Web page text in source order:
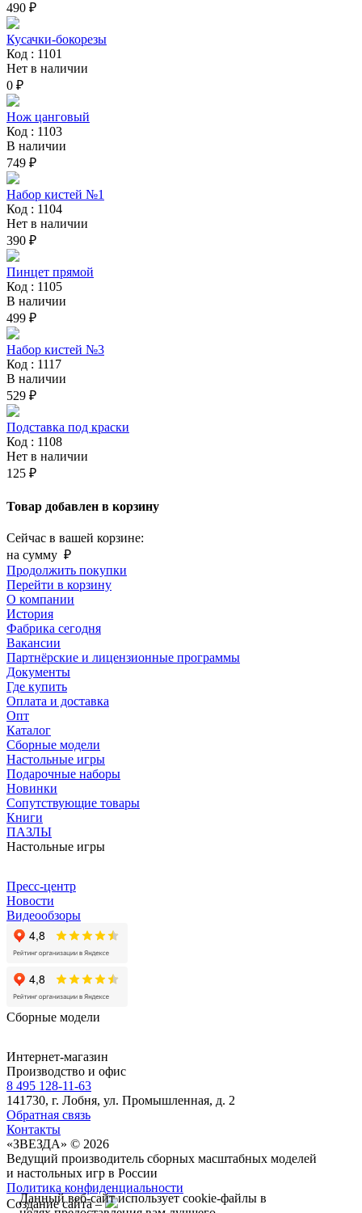
490 ₽
Кусачки-бокорезы
Код : 1101
Нет в наличии
0 ₽
Нож цанговый
Код : 1103
В наличии
749 ₽
Набор кистей №1
Код : 1104
Нет в наличии
390 ₽
Пинцет прямой
Код : 1105
В наличии
499 ₽
Набор кистей №3
Код : 1117
В наличии
529 ₽
Подставка под краски
Код : 1108
Нет в наличии
125 ₽
Товар добавлен в корзину
Сейчас в вашей корзине:
на сумму ₽
Продолжить покупки
Перейти в корзину
О компании
История
Фабрика сегодня
Вакансии
Партнёрские и лицензионные программы
Документы
Где купить
Оплата и доставка
Опт
Каталог
Сборные модели
Настольные игры
Подарочные наборы
Новинки
Сопутствующие товары
Книги
ПАЗЛЫ
Настольные игры
Пресс-центр
Новости
Видеообзоры
Сборные модели
Интернет-магазин
Производство и офис
8 495 128-11-63
141730, г. Лобня, ул. Промышленная, д. 2
Обратная связь
Контакты
«ЗВЕЗДА» © 2026
Ведущий производитель сборных масштабных моделей
и настольных игр в России
Политика конфиденциальности
Создание сайта –
Данный веб-сайт использует cookie-файлы в